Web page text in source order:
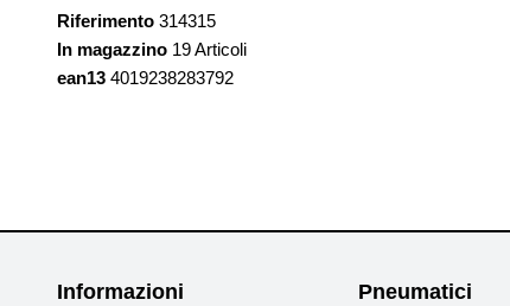
Riferimento 314315
In magazzino 19 Articoli
ean13 4019238283792
Informazioni Pneumatici